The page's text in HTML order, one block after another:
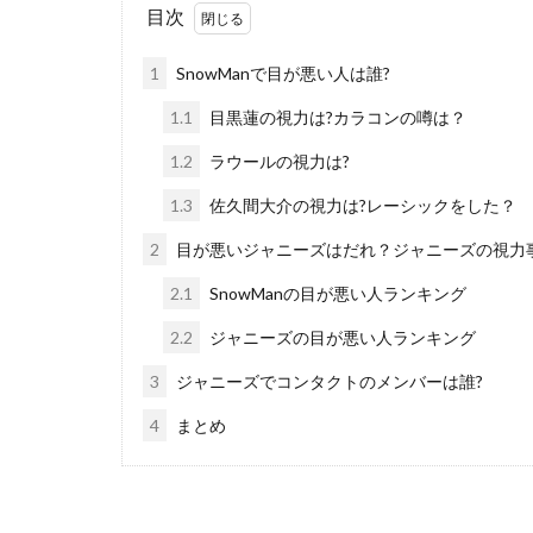
目次
1 SnowManで目が悪い人は誰?
1.1 目黒蓮の視力は?カラコンの噂は？
1.2 ラウールの視力は?
1.3 佐久間大介の視力は?レーシックをした？
2 目が悪いジャニーズはだれ？ジャニーズの視力
2.1 SnowManの目が悪い人ランキング
2.2 ジャニーズの目が悪い人ランキング
3 ジャニーズでコンタクトのメンバーは誰?
4 まとめ